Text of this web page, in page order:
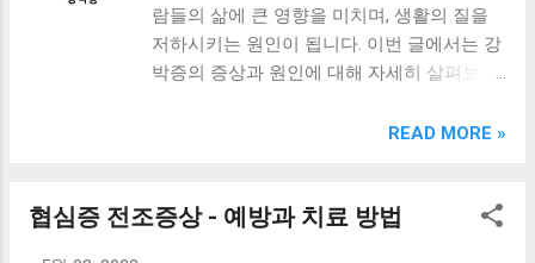
없습니다. 다양한 상품들을 상세스펙 과 가격 을 꼼꼼히 비교
해서 구매하실 수 있도록 순위 추천 해드릴게요. 특가상품 보
러가기 추천상품 Best 유니콘 멀티페어링 스마트폰 태블릿
람들의 삶에 큰 영향을 미치며, 생활의 질을
저하시키는 원인이 됩니다. 이번 글에서는 강
박증의 증상과 원인에 대해 자세히 살펴보고,
알아보겠습니다. 또한, 최근 쇼핑중독이 늘어
아보겠습니다. 이 글을 통해 강박증과 쇼핑중
READ MORE »
협심증 전조증상 - 예방과 치료 방법